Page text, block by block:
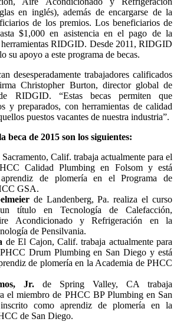
en inglés), además de encargarse de la
de los premios. Los beneficiarios de
$1,000 en asistencia en el pago de la
RIDGID. Desde 2011, RIDGID
su apoyo a este programa de becas.
desesperadamente trabajadores calificados
Christopher Burton, director global de
RIDGID. “Estas becas permiten que
y preparados, con herramientas de calidad
puestos vacantes de nuestra industria”.
beca de 2015 son los siguientes:
Sacramento, Calif. trabaja actualmente para el
Calidad Plumbing en Folsom y está
de plomería en el Programa de
GSA.
de Landenberg, Pa. realiza el curso
título en Tecnología de Calefacción,
Acondicionado y Refrigeración en la
de Pensilvania.
de El Cajon, Calif. trabaja actualmente para
Drum Plumbing en San Diego y está
de plomería en la Academia de PHCC
Jr. de Spring Valley, CA trabaja
el miembro de PHCC BP Plumbing en San
como aprendiz de plomería en la
de San Diego.